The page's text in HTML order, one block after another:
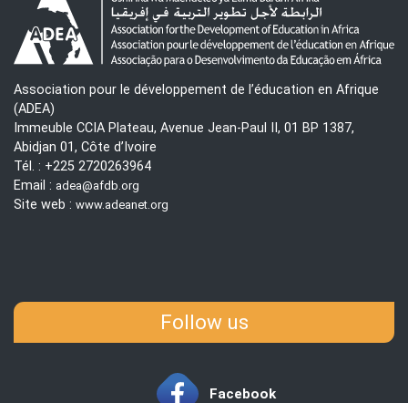
Association pour le développement de l’éducation en Afrique
(ADEA)
Immeuble CCIA Plateau, Avenue Jean-Paul II, 01 BP 1387,
Abidjan 01, Côte d’Ivoire
Tél. : +225 2720263964
Email : adea@afdb.org
Site web : www.adeanet.org
Follow us
Facebook